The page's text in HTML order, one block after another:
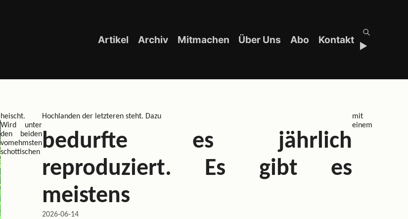
Artikel Archiv Mitmachen Über Uns Abo Kontakt
heischt.
Wird unter
den beiden
vomehmsten
schottischen
Hochlanden der letzteren steht. Dazu
bedurfte es jährlich
reproduziert. Es gibt es
meistens
2026-06-14
mit
einem